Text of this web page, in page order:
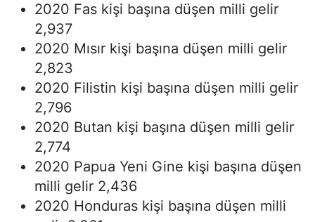
2020 Fas kişi başına düşen milli gelir
2,937
2020 Mısır kişi başına düşen milli gelir
2,823
2020 Filistin kişi başına düşen milli gelir
2,796
2020 Butan kişi başına düşen milli gelir
2,774
2020 Papua Yeni Gine kişi başına düşen
milli gelir 2,436
2020 Honduras kişi başına düşen milli